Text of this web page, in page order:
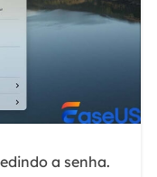
a senha.